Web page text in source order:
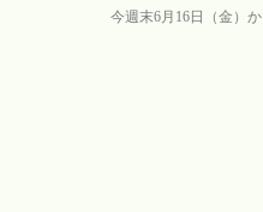
今週末6月16日（金）